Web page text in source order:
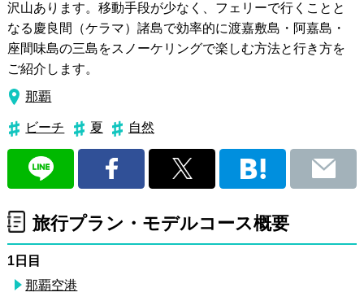
沢山あります。移動手段が少なく、フェリーで行くことと
なる慶良間（ケラマ）諸島で効率的に渡嘉敷島・阿嘉島・
座間味島の三島をスノーケリングで楽しむ方法と行き方を
ご紹介します。
那覇
ビーチ 夏 自然
旅行プラン・モデルコース概要
1日目
那覇空港